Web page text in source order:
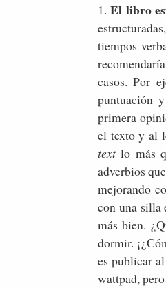
1.El libro
tiempos
casos. Por
puntuación
primera
el texto y al
text lo más
adverbios
mejorando
con una silla
más bien.
dormir.
es publicar
wattpad,